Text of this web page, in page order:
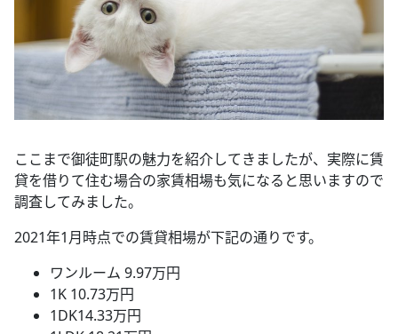
ここまで御徒町駅の魅力を紹介してきましたが、実際に賃
貸を借りて住む場合の家賃相場も気になると思いますので
調査してみました。
2021年1月時点での賃貸相場が下記の通りです。
ワンルーム 9.97万円
1K 10.73万円
1DK14.33万円